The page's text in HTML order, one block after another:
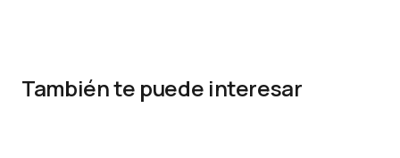
También te puede interesar